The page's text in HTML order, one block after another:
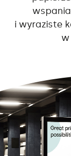
i wyraziste
w